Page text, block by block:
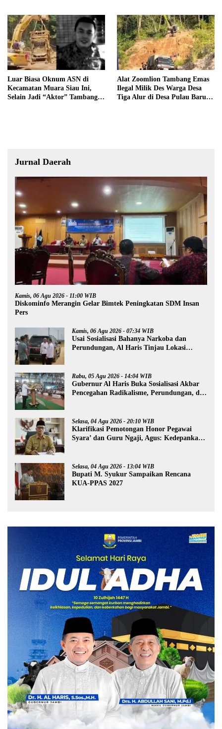
Terancam di Pecat
Luar Biasa Oknum ASN di
Kecamatan Muara Siau Ini,
Selain Jadi “Aktor” Tambang
Alat Zoomlion Tambang Emas
Ilegal Milik Des Warga Desa
Tiga Alur di Desa Pulau Baru
Jurnal Daerah
Kamis, 06 Agu 2026 - 11:00 WIB
Diskominfo Merangin Gelar Bimtek Peningkatan SDM Insan
Pers
Kamis, 06 Agu 2026 - 07:34 WIB
Usai Sosialisasi Bahanya Narkoba dan
Perundungan, Al Haris Tinjau Lokasi
Rabu, 05 Agu 2026 - 14:04 WIB
Gubernur Al Haris Buka Sosialisasi Akbar
Pencegahan Radikalisme, Perundungan, dan
Selasa, 04 Agu 2026 - 20:10 WIB
Klarifikasi Pemotongan Honor Pegawai
Syara’ dan Guru Ngaji, Agus: Kedepankan
Selasa, 04 Agu 2026 - 13:04 WIB
Bupati M. Syukur Sampaikan Rencana
KUA-PPAS 2027